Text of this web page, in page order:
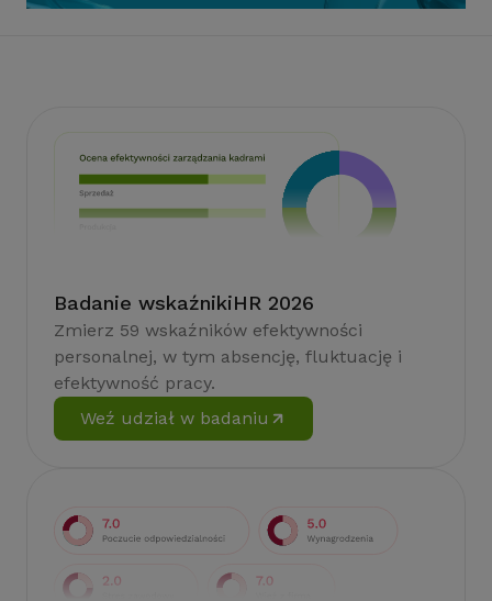
Badanie wskaźnikiHR 2026
Zmierz 59 wskaźników efektywności
personalnej, w tym absencję, fluktuację i
efektywność pracy.
Weź udział w badaniu